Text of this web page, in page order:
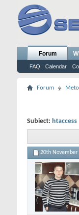
Forum
FAQ Calendar
Forum
Subiect: htaccess
20th November